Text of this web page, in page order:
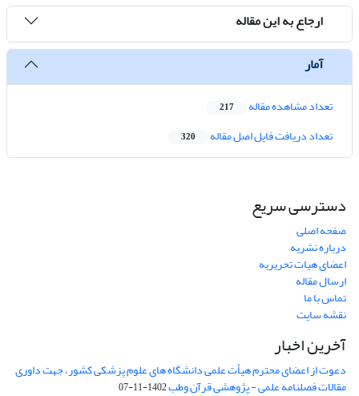
ارجاع به این مقاله
آمار
تعداد مشاهده مقاله 217
تعداد دریافت فایل اصل مقاله 320
دسترسی سریع
صفحه اصلی
درباره نشریه
اعضای هیات تحریریه
ارسال مقاله
تماس با ما
نقشه سایت
آخرین اخبار
دعوت از اعضای محترم هیأت علمی دانشگاه های علوم پزشکی کشور، جهت داوری
مقالات فصلنامه علمی - پژوهشی قرآن وطب1402-11-07